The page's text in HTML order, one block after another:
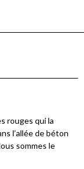
rouges qui la
l’allée de béton
sommes le